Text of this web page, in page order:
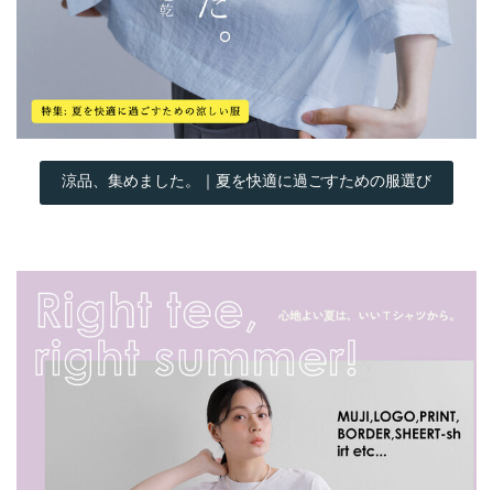
涼品、集めました。｜夏を快適に過ごすための服選び